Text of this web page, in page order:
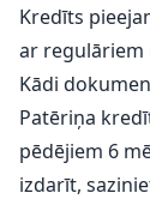
Kredīts
ar regulāriem
Kādi
Patēriņa
pēdējiem 6
izdarīt,